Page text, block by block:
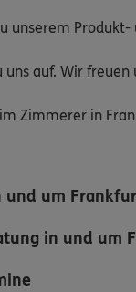
unserem Produkt-
auf. Wir freuen
Zimmerer in
und um
in und um